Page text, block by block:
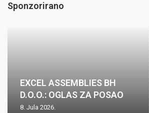
Sponzorirano
EXCEL ASSEMBLIES BH
D.O.O.: OGLAS ZA POSAO
8. Jula 2026.